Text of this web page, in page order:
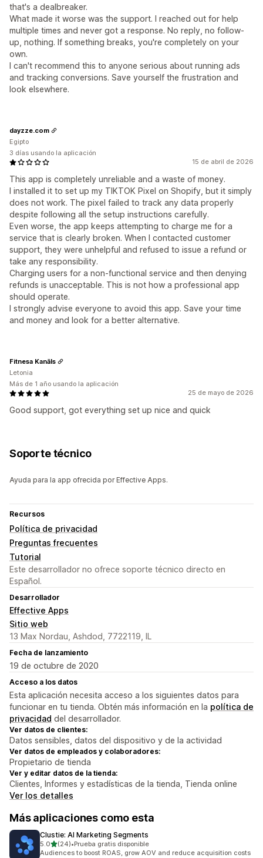
that's a dealbreaker.
What made it worse was the support. I reached out for help
multiple times and never got a response. No reply, no follow-
up, nothing. If something breaks, you're completely on your
own.
I can't recommend this to anyone serious about running ads
and tracking conversions. Save yourself the frustration and
look elsewhere.
15 de abril de 2026
This app is completely unreliable and a waste of money.
I installed it to set up my TIKTOK Pixel on Shopify, but it simply
does not work. The pixel failed to track any data properly
despite following all the setup instructions carefully.
Even worse, the app keeps attempting to charge me for a
service that is clearly broken. When I contacted customer
support, they were unhelpful and refused to issue a refund or
take any responsibility.
Charging users for a non-functional service and then denying
refunds is unacceptable. This is not how a professional app
should operate.
I strongly advise everyone to avoid this app. Save your time
and money and look for a better alternative.
dayzze.com
Egipto
3 días usando la aplicación
25 de mayo de 2026
Good support, got everything set up nice and quick
Fitnesa Kanāls
Letonia
Más de 1 año usando la aplicación
Soporte técnico
Ayuda para la app ofrecida por Effective Apps.
Recursos
Política de privacidad
Preguntas frecuentes
Tutorial
Este desarrollador no ofrece soporte técnico directo en
Español.
Desarrollador
Effective Apps
Sitio web
13 Max Nordau, Ashdod, 7722119, IL
Fecha de lanzamiento
19 de octubre de 2020
Acceso a los datos
Esta aplicación necesita acceso a los siguientes datos para
funcionar en tu tienda. Obtén más información en la política de
privacidad del desarrollador.
Ver datos de clientes:
Datos sensibles, datos del dispositivo y de la actividad
Ver datos de empleados y colaboradores:
Propietario de tienda
Ver y editar datos de la tienda:
Clientes, Informes y estadísticas de la tienda, Tienda online
Ver los detalles
Más aplicaciones como esta
Clustie: AI Marketing Segments
5.0de 5 estrellas
(24)
24 reseñas en total
•Prueba gratis disponible
Audiences to boost ROAS, grow AOV and reduce acquisition costs